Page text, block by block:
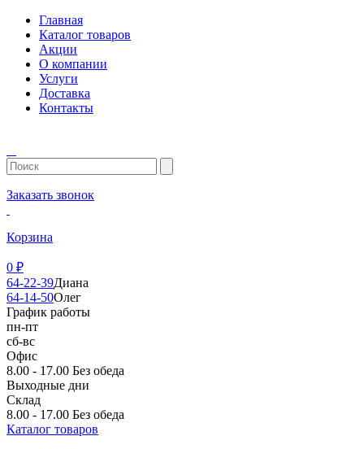
Главная
Каталог товаров
Акции
О компании
Услуги
Доставка
Контакты
Заказать звонок
Корзина
0 ₽
64-22-39Диана
64-14-50Олег
График работы
пн-пт
сб-вс
Офис
8.00 - 17.00 Без обеда
Выходные дни
Склад
8.00 - 17.00 Без обеда
Каталог товаров